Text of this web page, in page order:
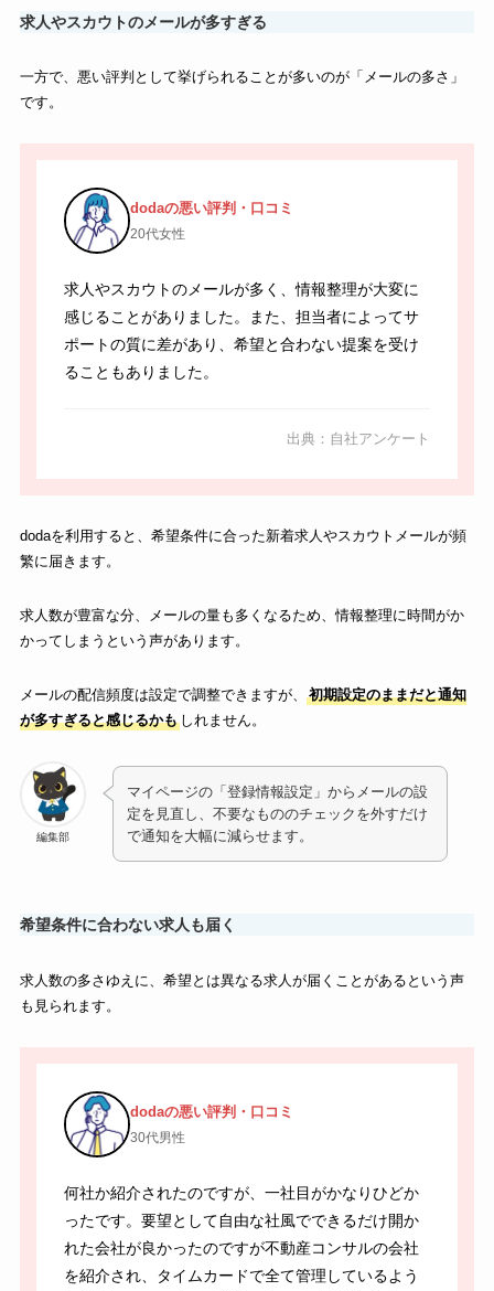
求人やスカウトのメールが多すぎる
一方で、悪い評判として挙げられることが多いのが「メールの多さ」
です。
dodaの悪い評判・口コミ
20代女性
求人やスカウトのメールが多く、情報整理が大変に
感じることがありました。また、担当者によってサ
ポートの質に差があり、希望と合わない提案を受け
ることもありました。
出典：自社アンケート
dodaを利用すると、希望条件に合った新着求人やスカウトメールが頻
繁に届きます。
求人数が豊富な分、メールの量も多くなるため、情報整理に時間がか
かってしまうという声があります。
メールの配信頻度は設定で調整できますが、
初期設定のままだと通知
が多すぎると感じるかもしれません。
編集部
マイページの「登録情報設定」からメールの設
定を見直し、不要なもののチェックを外すだけ
で通知を大幅に減らせます。
希望条件に合わない求人も届く
求人数の多さゆえに、希望とは異なる求人が届くことがあるという声
も見られます。
dodaの悪い評判・口コミ
30代男性
何社か紹介されたのですが、一社目がかなりひどか
ったです。要望として自由な社風でできるだけ開か
れた会社が良かったのですが不動産コンサルの会社
を紹介され、タイムカードで全て管理しているよう